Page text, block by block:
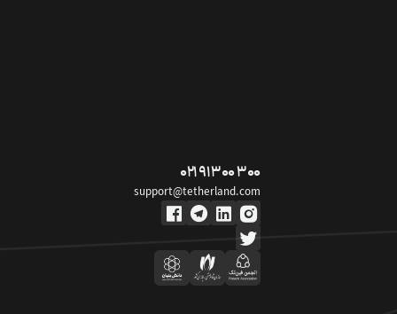
۰۲۱ ۹۱ ۳۰۰ ۳۰۰
support@tetherland.com